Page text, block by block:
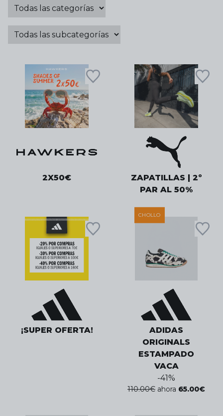
2X50€
ZAPATILLAS | 2º
PAR AL 50%
¡SUPER OFERTA!
CHOLLO
ADIDAS
ORIGINALS
ESTAMPADO
VACA
-41%
110.00€ ahora 65.00€